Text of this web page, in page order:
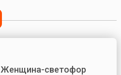
Женщина-светофор